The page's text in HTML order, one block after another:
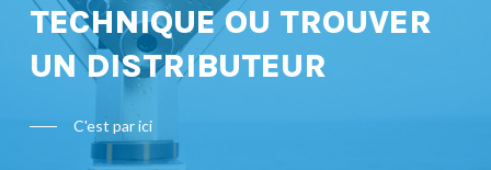
TECHNIQUE OU TROUVER
UN DISTRIBUTEUR
C'est par ici